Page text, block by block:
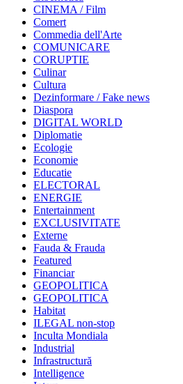
CINEMA / Film
Comert
Commedia dell'Arte
COMUNICARE
CORUPTIE
Culinar
Cultura
Dezinformare / Fake news
Diaspora
DIGITAL WORLD
Diplomatie
Ecologie
Economie
Educatie
ELECTORAL
ENERGIE
Entertainment
EXCLUSIVITATE
Externe
Fauda & Frauda
Featured
Financiar
GEOPOLITICA
GEOPOLITICA
Habitat
ILEGAL non-stop
Inculta Mondiala
Industrial
Infrastructură
Intelligence